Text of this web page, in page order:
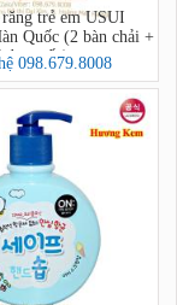
trẻ em USUI
Quốc (2 bàn chải +
+ cốc)
098.679.8008